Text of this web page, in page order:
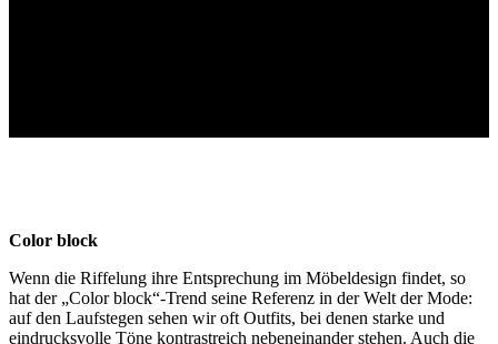
Color block
Wenn die Riffelung ihre Entsprechung im Möbeldesign findet, so
hat der „Color block“-Trend seine Referenz in der Welt der Mode:
auf den Laufstegen sehen wir oft Outfits, bei denen starke und
eindrucksvolle Töne kontrastreich nebeneinander stehen. Auch die